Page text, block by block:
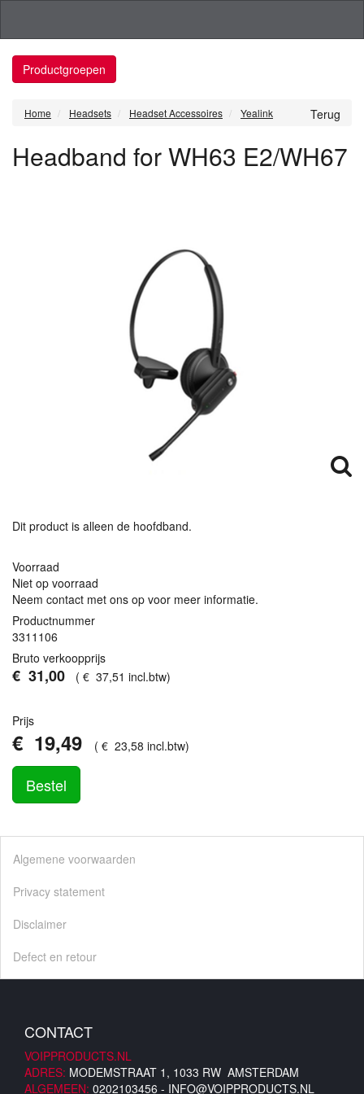
Productgroepen
Terug
Home Headsets Headset Accessoires Yealink
Headband for WH63 E2/WH67
Dit product is alleen de hoofdband.
Voorraad
Niet op voorraad
Neem contact met ons op voor meer informatie.
Productnummer
3311106
Bruto verkoopprijs
€ 31,00 ( € 37,51 incl.btw)
Prijs
€ 19,49 ( € 23,58 incl.btw)
Bestel
Algemene voorwaarden
Privacy statement
Disclaimer
Defect en retour
CONTACT
VOIPPRODUCTS.NL
ADRES: MODEMSTRAAT 1, 1033 RW AMSTERDAM
ALGEMEEN: 0202103456 - INFO@VOIPPRODUCTS.NL